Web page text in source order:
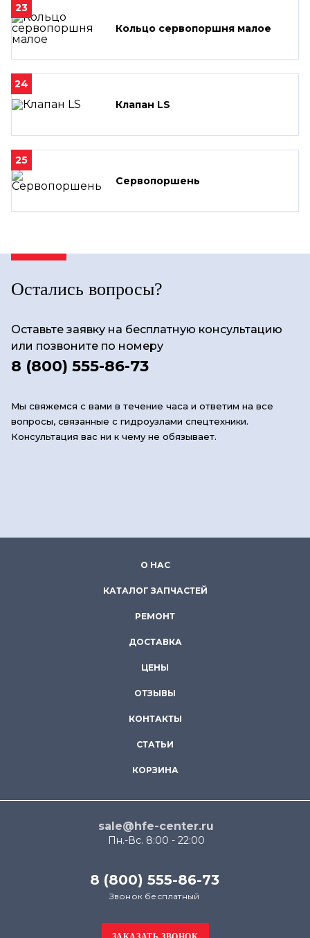
23
Кольцо сервопоршня малое
24
Клапан LS
25
Сервопоршень
Остались вопросы?
Оставьте заявку на бесплатную консультацию
или позвоните по номеру
8 (800) 555-86-73
Мы свяжемся с вами в течение часа и ответим на все
вопросы, связанные с гидроузлами спецтехники.
Консультация вас ни к чему не обязывает.
О НАС
КАТАЛОГ ЗАПЧАСТЕЙ
РЕМОНТ
ДОСТАВКА
ЦЕНЫ
ОТЗЫВЫ
КОНТАКТЫ
СТАТЬИ
КОРЗИНА
sale@hfe-center.ru
Пн.-Вс. 8:00 - 22:00
8 (800) 555-86-73
Звонок бесплатный